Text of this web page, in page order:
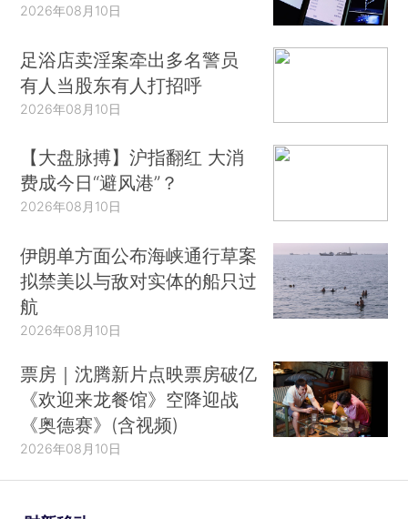
2026年08月10日
足浴店卖淫案牵出多名警员
有人当股东有人打招呼
2026年08月10日
【大盘脉搏】沪指翻红 大消
费成今日“避风港”？
2026年08月10日
伊朗单方面公布海峡通行草案
拟禁美以与敌对实体的船只过
航
2026年08月10日
票房｜沈腾新片点映票房破亿
《欢迎来龙餐馆》空降迎战
《奥德赛》(含视频)
2026年08月10日